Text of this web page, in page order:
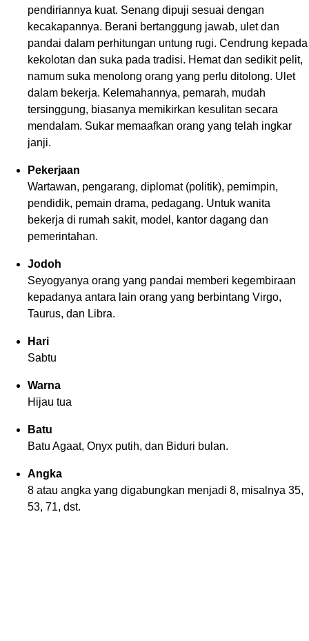
pendiriannya kuat. Senang dipuji sesuai dengan
kecakapannya. Berani bertanggung jawab, ulet dan
pandai dalam perhitungan untung rugi. Cendrung kepada
kekolotan dan suka pada tradisi. Hemat dan sedikit pelit,
namum suka menolong orang yang perlu ditolong. Ulet
dalam bekerja. Kelemahannya, pemarah, mudah
tersinggung, biasanya memikirkan kesulitan secara
mendalam. Sukar memaafkan orang yang telah ingkar
janji.
Pekerjaan
Wartawan, pengarang, diplomat (politik), pemimpin,
pendidik, pemain drama, pedagang. Untuk wanita
bekerja di rumah sakit, model, kantor dagang dan
pemerintahan.
Jodoh
Seyogyanya orang yang pandai memberi kegembiraan
kepadanya antara lain orang yang berbintang Virgo,
Taurus, dan Libra.
Hari
Sabtu
Warna
Hijau tua
Batu
Batu Agaat, Onyx putih, dan Biduri bulan.
Angka
8 atau angka yang digabungkan menjadi 8, misalnya 35,
53, 71, dst.